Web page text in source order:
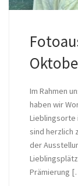
Im Rahmen
haben wir
Lieblingsorte
sind herzlich
der
Prämierung